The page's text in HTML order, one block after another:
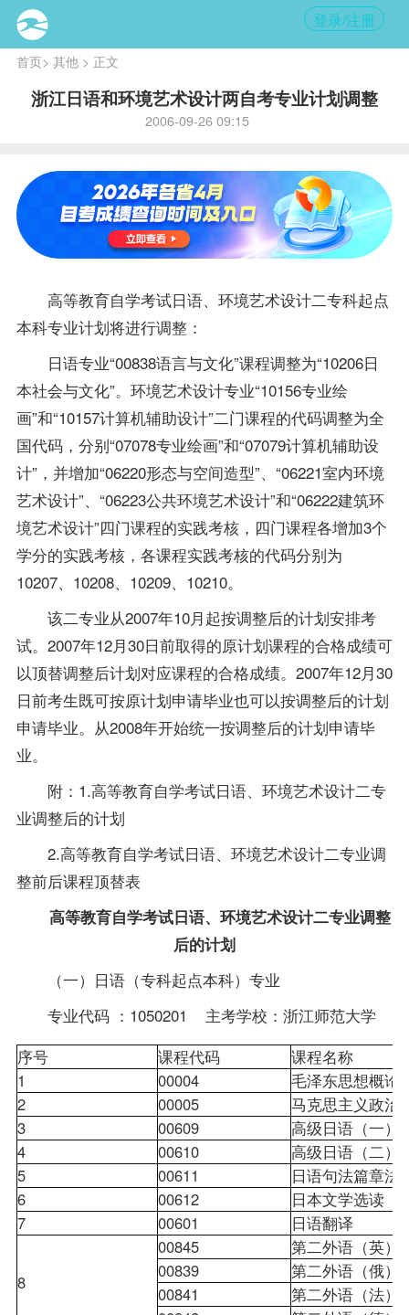
登录/注册
首页> 其他> 正文
浙江日语和环境艺术设计两自考专业计划调整
2006-09-26 09:15
高等教育自学考试日语、环境艺术设计二专科起点
本科专业计划将进行调整：
日语专业“00838语言与文化”课程调整为“10206日
本社会与文化”。环境艺术设计专业“10156专业绘
画”和“10157计算机辅助设计”二门课程的代码调整为全
国代码，分别“07078专业绘画”和“07079计算机辅助设
计”，并增加“06220形态与空间造型”、“06221室内环境
艺术设计”、“06223公共环境艺术设计”和“06222建筑环
境艺术设计”四门课程的实践考核，四门课程各增加3个
学分的实践考核，各课程实践考核的代码分别为
10207、10208、10209、10210。
该二专业从2007年10月起按调整后的计划安排考
试。2007年12月30日前取得的原计划课程的合格成绩可
以顶替调整后计划对应课程的合格成绩。2007年12月30
日前考生既可按原计划申请毕业也可以按调整后的计划
申请毕业。从2008年开始统一按调整后的计划申请毕
业。
附：1.高等教育自学考试日语、环境艺术设计二专
业调整后的计划
2.高等教育自学考试日语、环境艺术设计二专业调
整前后课程顶替表
高等教育自学考试日语、环境艺术设计二专业调整
后的计划
（一）日语（专科起点本科）专业
专业代码 ：1050201 主考学校：浙江师范大学
序号 课程代码
课程名称
1
00004
毛泽东思想概
2
00005
马克思主义政
3
00609
高级日语（一
4
00610
高级日语（二
5
00611
日语句法篇章
6
00612
日本文学选读
7
00601 日语翻译
8
00845
第二外语（英
00839
第二外语（俄
00841
第二外语（法